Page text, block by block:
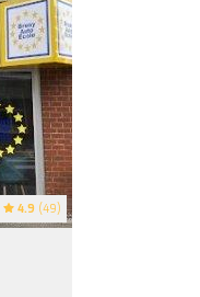
4.9 (49)